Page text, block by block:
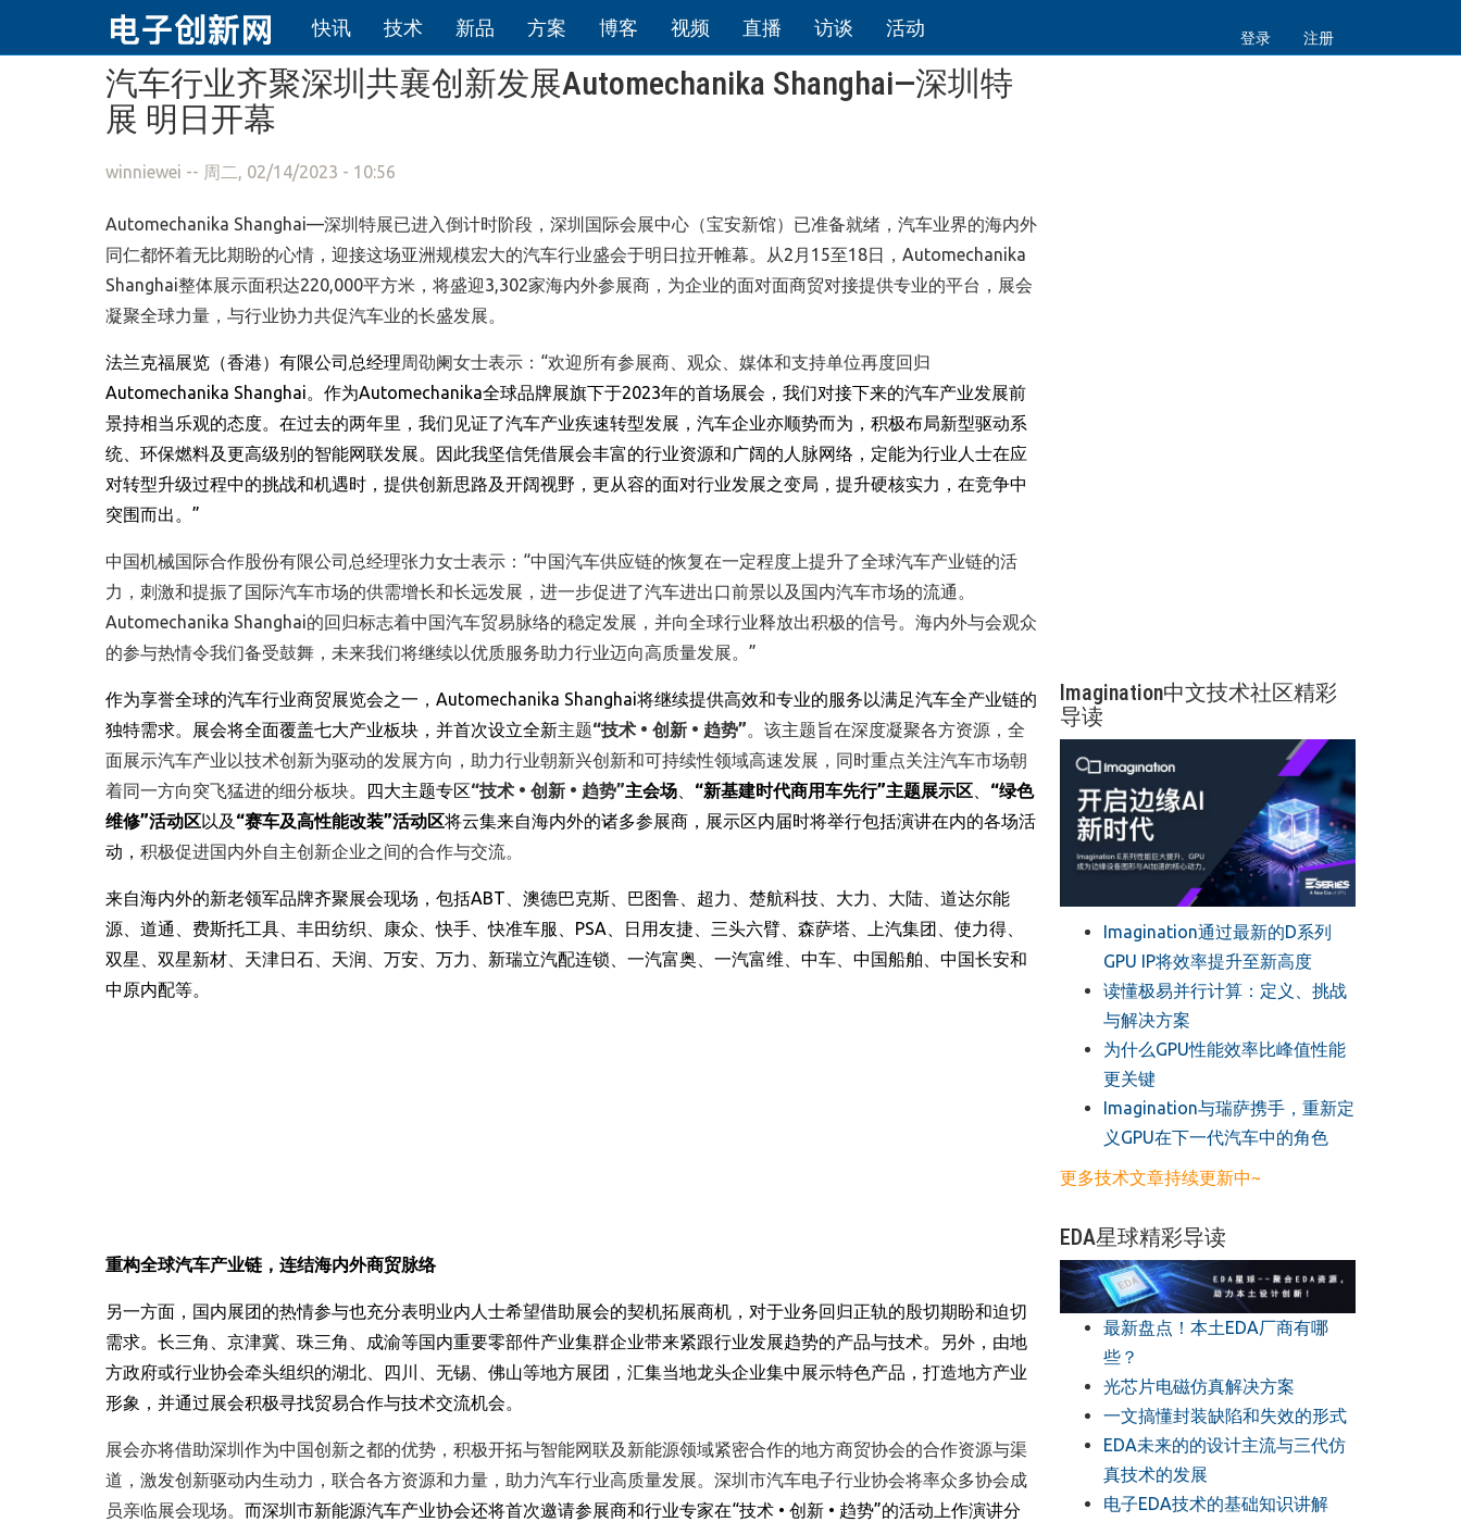
跳转到主要内容
快讯 技术 新品 方案 博客 视频 直播 访谈 活动 登录 注册
汽车行业齐聚深圳共襄创新发展Automechanika Shanghai—深圳特
展 明日开幕
winniewei -- 周二, 02/14/2023 - 10:56
Automechanika Shanghai—深圳特展已进入倒计时阶段，深圳国际会展中心（宝安新馆）已准备就绪，汽车业界的海内外
同仁都怀着无比期盼的心情，迎接这场亚洲规模宏大的汽车行业盛会于明日拉开帷幕。从2月15至18日，Automechanika
Shanghai整体展示面积达220,000平方米，将盛迎3,302家海内外参展商，为企业的面对面商贸对接提供专业的平台，展会
凝聚全球力量，与行业协力共促汽车业的长盛发展。
法兰克福展览（香港）有限公司总经理周劭阑女士表示：“欢迎所有参展商、观众、媒体和支持单位再度回归
Automechanika Shanghai。作为Automechanika全球品牌展旗下于2023年的首场展会 ，我们对接下来的汽车产业发展前
景持相当乐观的态度。在过去的两年里，我们见证了汽车产业疾速转型发展， 汽车企业亦顺势而为，积极布局新型驱动系
统、环保燃料及更高级别的智能网联发展。因此我坚信凭借展会丰富的行业资源和广阔的人脉网络，定能为行业人士在应
对转型升级过程中的挑战和机遇时，提供创新思路及开阔视野，更从容的面对行业发展之变局，提升硬核实力，在竞争中
突围而出。”
中国机械国际合作股份有限公司总经理张力女士表示：“中国汽车供应链的恢复在一定程度上提升了全球汽车产业链的活
力，刺激和提振了国际汽车市场的供需增长和长远发展，进一步促进了汽车进出口前景以及国内汽车市场的流通。
Automechanika Shanghai的回归标志着中国汽车贸易脉络的稳定发展，并向全球行业释放出积极的信号。海内外与会观众
的参与热情令我们备受鼓舞，未来我们将继续以优质服务助力行业迈向高质量发展。”
作为享誉全球的汽车行业商贸展览会之一， Automechanika Shanghai将继续提供高效和专业的服务以满足汽车全产业链的
独特需求。
展会将全面覆盖七大产业板块，并首次设立全新主题“技术 • 创新 • 趋势”。该主题旨在深度凝聚各方资源，全
面展示汽车产业以技术创新为驱动的发展方向，助力行业朝新兴创新和可持续性领域高速发展，同时重点关注汽车市场朝
着同一方向突飞猛进的细分板块。
四大主题专区“技术 • 创新 • 趋势”主会场 “新基建时代商用车先行”主题展示区 “绿色
维修”活动区以及 “赛车及高性能改装”活动区将云集来自海内外的诸多参展商 ， 展示区内届时将举行包括演讲在内的各场活
动 ， 积极促进国内外自主创新企业之间的合作与交流。
来自海内外的新老领军品牌齐聚展会现场 ， 包括ABT 澳德巴克斯 巴图鲁 超力 楚航科技 大力 大陆
道达尔能
源
道通 费斯托工具 丰田纺织 康众 、快手 、快准车服 PSA 日用友捷 三头六臂 森萨塔 上汽集团 使力得
双星
双星新材 天津日石 天润 万安 万力 新瑞立汽配连锁 一汽富奥 一汽富维 中车 中国船舶 中国长安和
中原内配等。
重构全球汽车产业链 ， 连结海内外商贸脉络
另一方面 ， 国内展团的热情参与也充分表明业内人士希望借助展会的契机拓展商机 ， 对于业务回归正轨的殷切期盼和迫切
需求。长三角、京津冀、珠三角、成渝等国内重要零部件产业集群企业带来紧跟行业发展趋势的产品与技术。另外，由地
方政府或行业协会牵头组织的湖北、四川、无锡、佛山等地方展团，汇集当地龙头企业集中展示特色产品，打造地方产业
形象，并通过展会积极寻找贸易合作与技术交流机会。
展会亦将借助深圳作为中国创新之都的优势，积极开拓与智能网联及新能源领域紧密合作的地方商贸协会的合作资源与渠
道，激发创新驱动内生动力，联合各方资源和力量，助力汽车行业高质量发展。深圳市汽车电子行业协会将率众多协会成
员亲临展会现场。 而深圳市新能源汽车产业协会还将首次邀请参展商和行业专家在“技术 • 创新 • 趋势”的活动上作演讲分
Imagination中文技术社区精彩
导读
Imagination通过最新的D系列
GPU IP将效率提升至新高度
读懂极易并行计算：定义、挑战
与解决方案
​为什么GPU性能效率比峰值性能
更关键
​Imagination与瑞萨携手，重新定
义GPU在下一代汽车中的角色
更多技术文章持续更新中~
EDA星球精彩导读
最新盘点！本土EDA厂商有哪
些？
光芯片电磁仿真解决方案
一文搞懂封装缺陷和失效的形式
EDA未来的的设计主流与三代仿
真技术的发展
电子EDA技术的基础知识讲解